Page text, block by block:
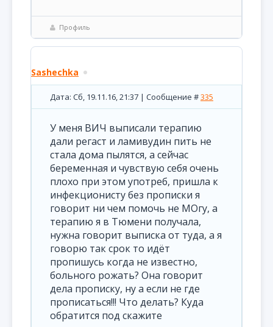
Профиль
Sashechka
Дата: Сб, 19.11.16, 21:37 | Сообщение #335
У меня ВИЧ выписали терапию
дали регаст и ламивудин пить не
стала дома пылятся, а сейчас
беременная и чувствую себя очень
плохо при этом употреб, пришла к
инфекционисту без прописки я
говорит ни чем помочь не МОгу, а
терапию я в Тюмени получала,
нужна говорит выписка от туда, а я
говорю так срок то идёт
пропишусь когда не известно,
больного рожать? Она говорит
дела прописку, ну а если не где
прописаться!!! Что делать? Куда
обратится под скажите